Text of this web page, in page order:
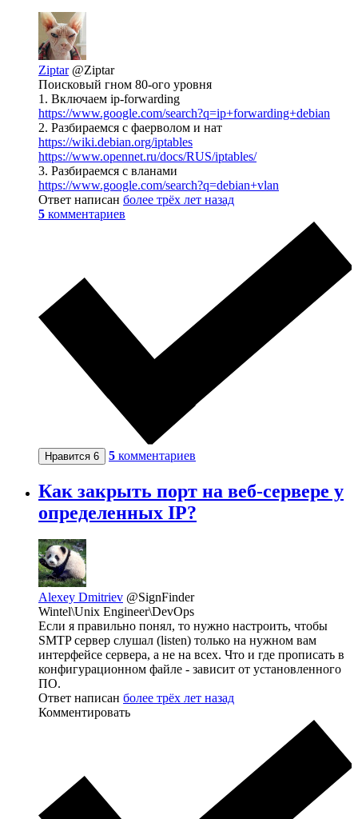
Ziptar @Ziptar
Поисковый гном 80-ого уровня
1. Включаем ip-forwarding
https://www.google.com/search?q=ip+forwarding+debian
2. Разбираемся с фаерволом и нат
https://wiki.debian.org/iptables
https://www.opennet.ru/docs/RUS/iptables/
3. Разбираемся с вланами
https://www.google.com/search?q=debian+vlan
Ответ написан более трёх лет назад
5 комментариев
Нравится 6 5 комментариев
Как закрыть порт на веб-сервере у
определенных IP?
Alexey Dmitriev @SignFinder
Wintel\Unix Engineer\DevOps
Если я правильно понял, то нужно настроить, чтобы
SMTP сервер слушал (listen) только на нужном вам
интерфейсе сервера, а не на всех. Что и где прописать в
конфигурационном файле - зависит от установленного
ПО.
Ответ написан более трёх лет назад
Комментировать